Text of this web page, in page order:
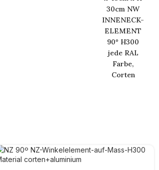
30cm NW
INNENECK-
ELEMENT
90º H300
jede RAL
Farbe,
Corten